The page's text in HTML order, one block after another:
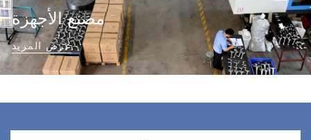
مصنع الأجهزة
عرض المزيد